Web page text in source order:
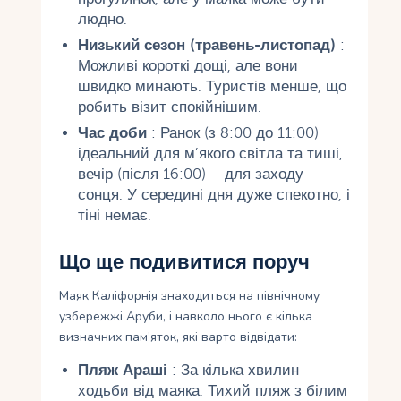
людно.
Низький сезон (травень-листопад) :
Можливі короткі дощі, але вони
швидко минають. Туристів менше, що
робить візит спокійнішим.
Час доби: Ранок (з 8:00 до 11:00)
ідеальний для м’якого світла та тиші,
вечір (після 16:00) – для заходу
сонця. У середині дня дуже спекотно, і
тіні немає.
Що ще подивитися поруч
Маяк Каліфорнія знаходиться на північному
узбережжі Аруби, і навколо нього є кілька
визначних пам’яток, які варто відвідати:
Пляж Араші : За кілька хвилин
ходьби від маяка. Тихий пляж з білим